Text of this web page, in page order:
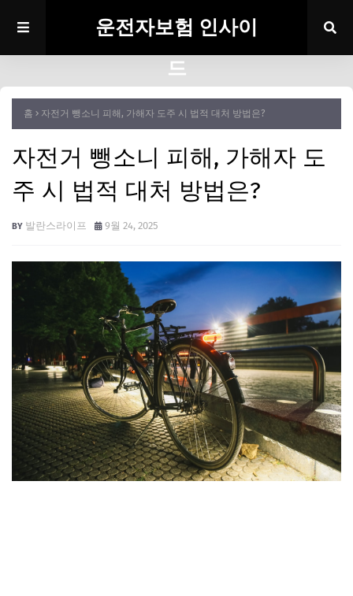
운전자보험 인사이
드
홈 자전거 뺑소니 피해, 가해자 도주 시 법적 대처 방법은?
자전거 뺑소니 피해, 가해자 도
주 시 법적 대처 방법은?
발란스라이프 9월 24, 2025